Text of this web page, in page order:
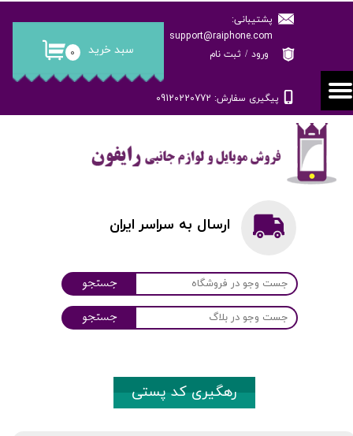
پشتیبانی:
support@raiphone.com
پیگیری سفارش: 09120220772
۰ سبد خرید ورود / ثبت نام
حساب کاربری من
تغییر گذر واژه
سفارشات
خروج از حساب کاربری
جستجو
جستجو
ارسال به سراسر ایران
رهگیری کد پستی